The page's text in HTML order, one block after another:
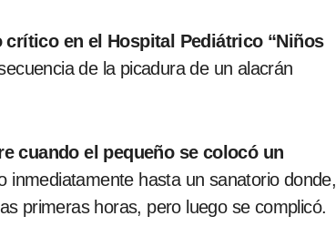
crítico en el Hospital Pediátrico “Niños
de la picadura de un alacrán
cuando el pequeño se colocó un
inmediatamente hasta un sanatorio donde,
primeras horas, pero luego se complicó.